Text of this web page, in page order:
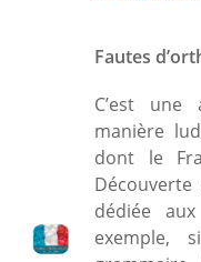
Fautes
C’est une
manière
dont le
dédiée
exemple,